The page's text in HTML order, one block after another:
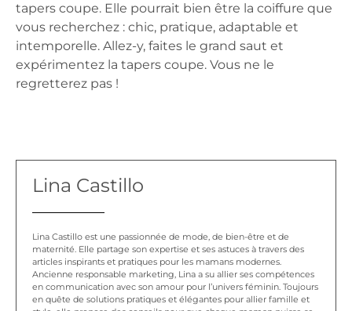
tapers coupe. Elle pourrait bien être la coiffure que
vous recherchez : chic, pratique, adaptable et
intemporelle. Allez-y, faites le grand saut et
expérimentez la tapers coupe. Vous ne le
regretterez pas !
Lina Castillo
Lina Castillo est une passionnée de mode, de bien-être et de
maternité. Elle partage son expertise et ses astuces à travers des
articles inspirants et pratiques pour les mamans modernes.
Ancienne responsable marketing, Lina a su allier ses compétences
en communication avec son amour pour l’univers féminin. Toujours
en quête de solutions pratiques et élégantes pour allier famille et